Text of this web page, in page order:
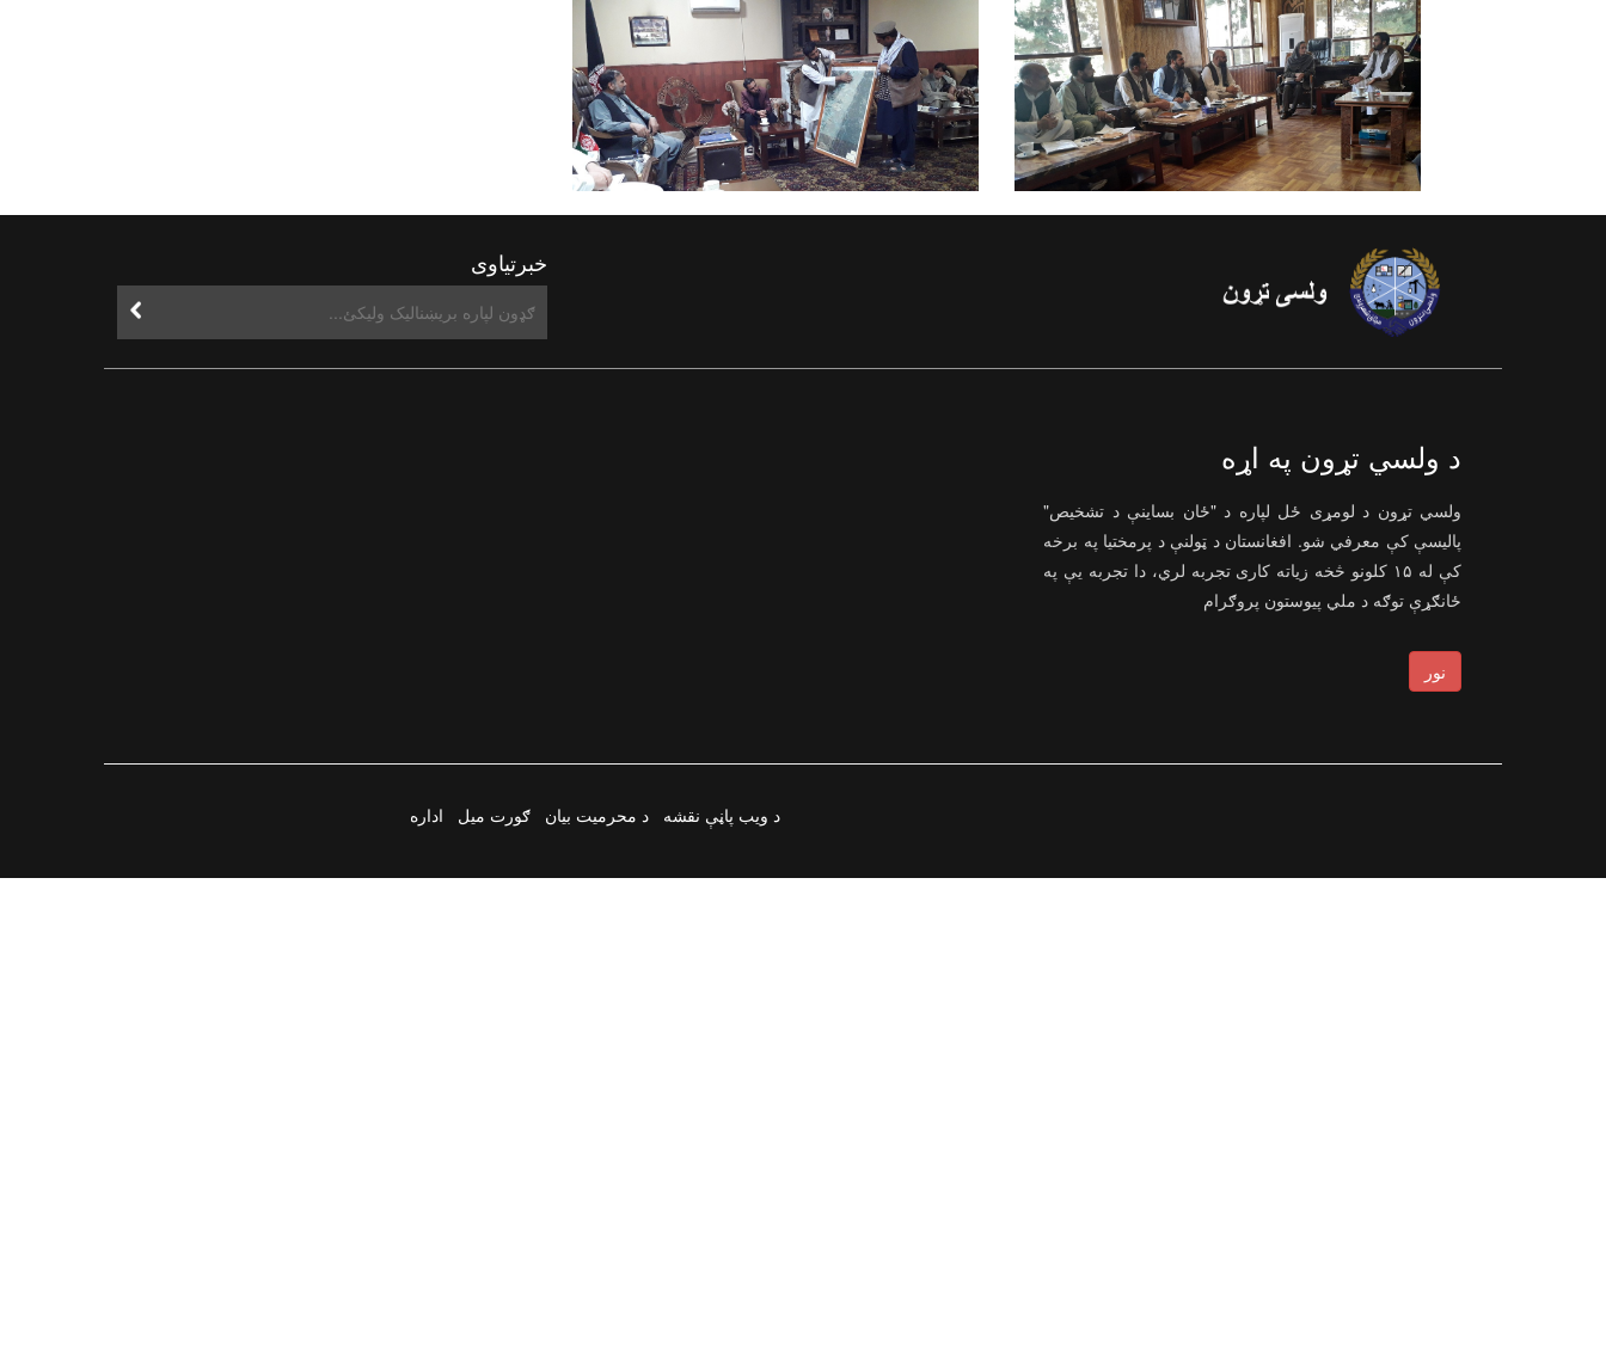
خبرتیاوی
د ولسي تړون په اړه
ولسي تړون د لومړی ځل لپاره د "ځان بساینې د تشخیص"
پالیسې کې معرفي شو. افغانستان د ټولنې د پرمختیا په برخه
کې له ۱۵ کلونو څخه زیاته کاری تجربه لري، دا تجربه یې په
ځانګړې توګه د ملي پیوستون پروګرام
نور
د ویب پاڼې نقشه د محرمیت بیان ګورت میل اداره